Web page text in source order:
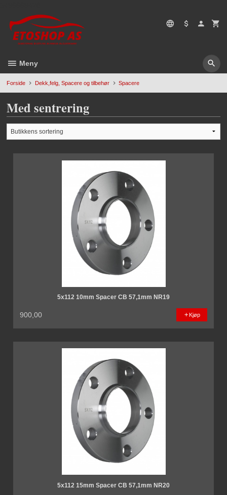
til
innholdet
Meny
Forside Dekk,felg, Spacere og tilbehør Spacere
Med sentrering
5x112 10mm Spacer CB 57,1mm NR19
900,00 Kjøp
5x112 15mm Spacer CB 57,1mm NR20